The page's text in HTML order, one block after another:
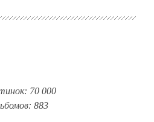
70 000
883